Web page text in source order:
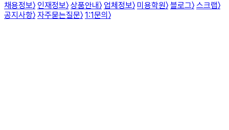
채용정보〉 인재정보〉 상품안내 〉 업체정보〉 미용학원〉 블로그〉 스크랩〉
공지사항〉 자주묻는질문〉 1:1문의 〉